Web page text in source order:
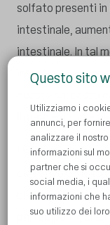
Questo sito
Utilizziamo i
annunci, per
analizzare il
informazioni sul
partner che si
social media, i
informazioni che
suo utilizzo dei
solfato presenti in
intestinale,
intestinale. In tal
intestinale e si
il magnesio, che
L’effetto positivo
digestivo è stato
clinico effettuato
partecipanti, che